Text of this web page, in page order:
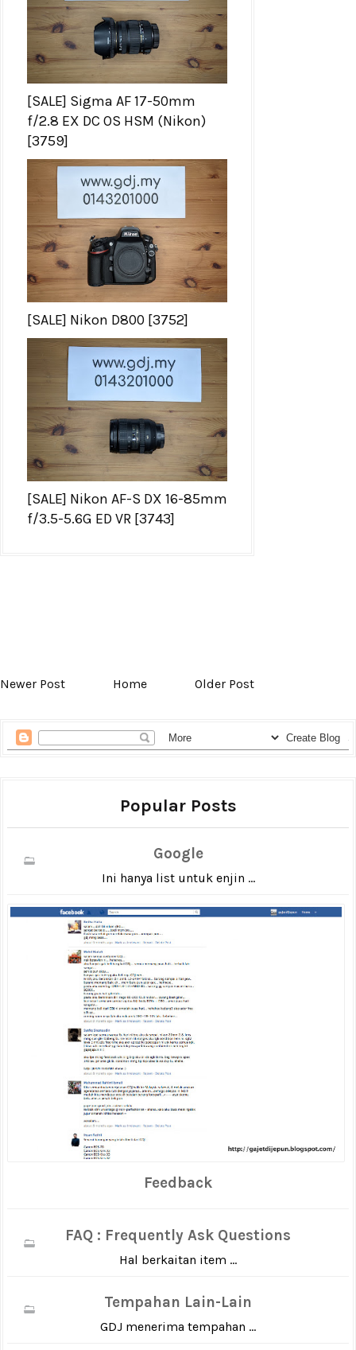
[SALE] Sigma AF 17-50mm
f/2.8 EX DC OS HSM (Nikon)
[3759]
[SALE] Nikon D800 [3752]
[SALE] Nikon AF-S DX 16-85mm
f/3.5-5.6G ED VR [3743]
Newer Post Home Older Post
Popular Posts
Google
Ini hanya list untuk enjin ...
Feedback
FAQ : Frequently Ask Questions
Hal berkaitan item ...
Tempahan Lain-Lain
GDJ menerima tempahan ...